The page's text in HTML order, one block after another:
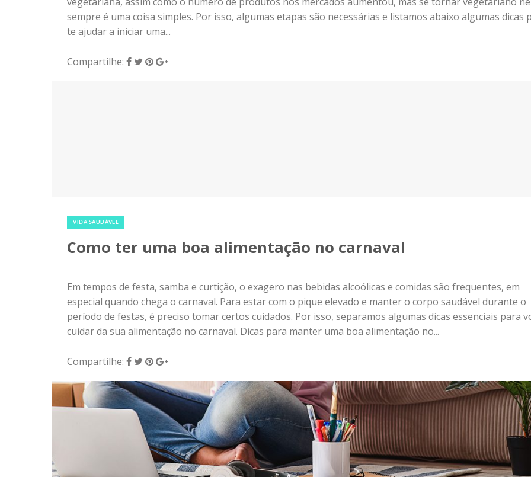
sempre é uma coisa simples. Por isso, algumas etapas são necessárias e listamos abaixo algumas dicas
te ajudar a iniciar uma...
Compartilhe:
VIDA SAUDÁVEL
Como ter uma boa alimentação no carnaval
Em tempos de festa, samba e curtição, o exagero nas bebidas alcoólicas e comidas são frequentes, em
especial quando chega o carnaval. Para estar com o pique elevado e manter o corpo saudável durante o
período de festas, é preciso tomar certos cuidados. Por isso, separamos algumas dicas essenciais para
cuidar da sua alimentação no carnaval. Dicas para manter uma boa alimentação no...
Compartilhe: